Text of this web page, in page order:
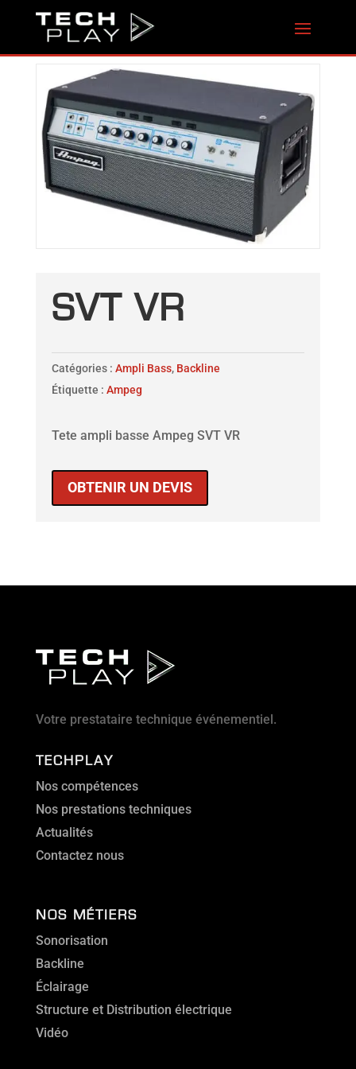
SVT VR
Catégories : Ampli Bass, Backline
Étiquette : Ampeg
Tete ampli basse Ampeg SVT VR
OBTENIR UN DEVIS
Votre prestataire technique événementiel.
TECHPLAY
Nos compétences
Nos prestations techniques
Actualités
Contactez nous
NOS MÉTIERS
Sonorisation
Backline
Éclairage
Structure et Distribution électrique
Vidéo